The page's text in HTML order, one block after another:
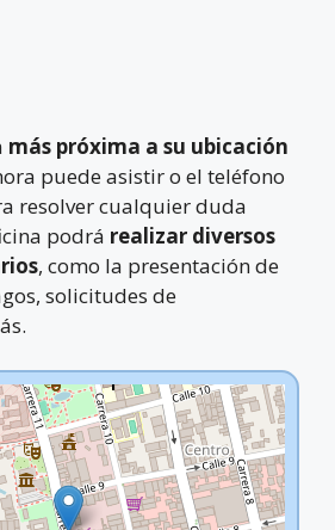
más próxima a su ubicación
puede asistir o el teléfono
resolver cualquier duda
podrá realizar diversos
, como la presentación de
solicitudes de